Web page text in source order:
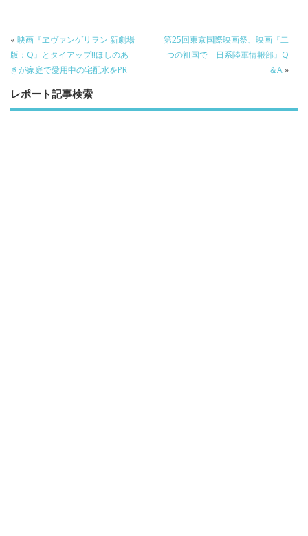
k
« 映画『ヱヴァンゲリヲン 新劇場
版：Q』とタイアップ!!ほしのあ
きが家庭で愛用中の宅配水をPR
第25回東京国際映画祭、映画『二
つの祖国で 日系陸軍情報部』Q
＆A»
レポート記事検索